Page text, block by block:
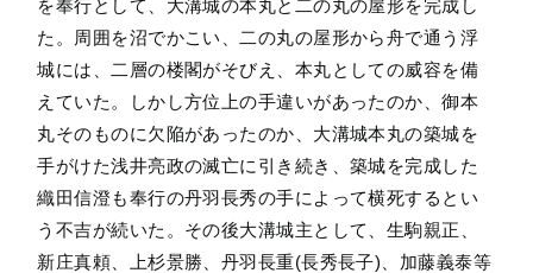
を奉行として、大溝城の本丸と二の丸の屋形を完成し
た。周囲を沼でかこい、二の丸の屋形から舟で通う浮
城には、二層の楼閣がそびえ、本丸としての威容を備
えていた。しかし方位上の手違いがあったのか、御本
丸そのものに欠陥があったのか、大溝城本丸の築城を
手がけた浅井亮政の滅亡に引き続き、築城を完成した
織田信澄も奉行の丹羽長秀の手によって横死するとい
う不吉が続いた。その後大溝城主として、生駒親正、
新庄真頼、上杉景勝、丹羽長重(長秀長子)、加藤義泰等